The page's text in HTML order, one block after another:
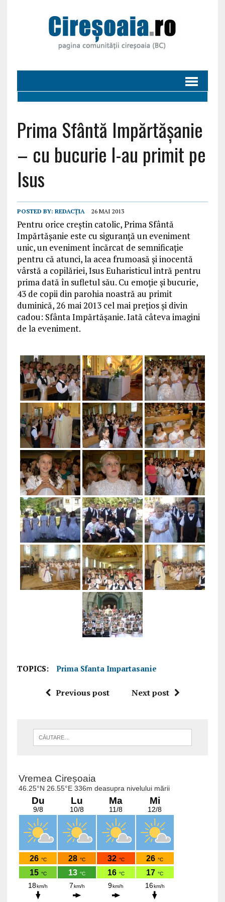
Prima Sfântă Impărtășanie
– cu bucurie l-au primit pe
Isus
POSTED BY: REDACȚIA 26 MAI 2013
Pentru orice creștin catolic, Prima Sfântă
Impărtășanie este cu siguranță un eveniment
unic, un eveniment încărcat de semnificație
pentru că atunci, la acea frumoasă și inocentă
vârstă a copilăriei, Isus Euharisticul intră pentru
prima dată în sufletul său. Cu emoție și bucurie,
43 de copii din parohia noastră au primit
duminică, 26 mai 2013 cel mai prețios și divin
cadou: Sfânta Impărtășanie. Iată câteva imagini
de la eveniment.
TOPICS: Prima Sfanta Impartasanie
Previous post Next post